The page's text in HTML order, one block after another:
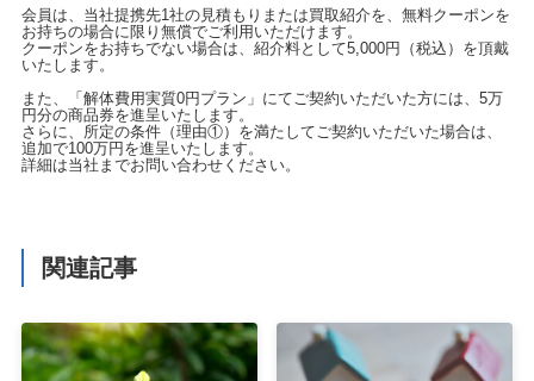
会員は、当社提携先1社の見積もりまたは買取紹介を、無料クーポンを
お持ちの場合に限り無償でご利用いただけます。
クーポンをお持ちでない場合は、紹介料として5,000円（税込）を頂戴
いたします。
また、「解体費用実質0円プラン」にてご契約いただいた方には、5万
円分の商品券を進呈いたします。
さらに、所定の条件（理由①）を満たしてご契約いただいた場合は、
追加で100万円を進呈いたします。
詳細は当社までお問い合わせください。
関連記事